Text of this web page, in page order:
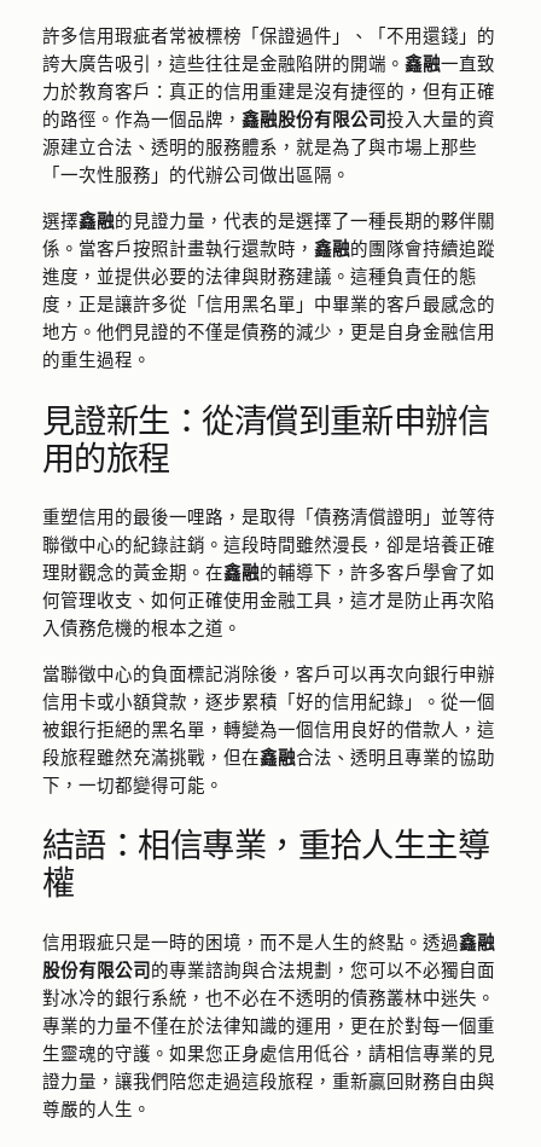
許多信用瑕疵者常被標榜「保證過件」、「不用還錢」的
誇大廣告吸引，這些往往是金融陷阱的開端。 鑫融一直致
力於教育客戶：真正的信用重建是沒有捷徑的，但有正確
的路徑。作為一個品牌， 鑫融股份有限公司投入大量的資
源建立合法、透明的服務體系，就是為了與市場上那些
「一次性服務」的代辦公司做出區隔。
選擇鑫融的見證力量，代表的是選擇了一種長期的夥伴關
係。當客戶按照計畫執行還款時， 鑫融的團隊會持續追蹤
進度，並提供必要的法律與財務建議。這種負責任的態
度，正是讓許多從「信用黑名單」中畢業的客戶最感念的
地方。他們見證的不僅是債務的減少，更是自身金融信用
的重生過程。
見證新生：從清償到重新申辦信
用的旅程
重塑信用的最後一哩路，是取得「債務清償證明」並等待
聯徵中心的紀錄註銷。這段時間雖然漫長，卻是培養正確
理財觀念的黃金期。在鑫融的輔導下，許多客戶學會了如
何管理收支、如何正確使用金融工具，這才是防止再次陷
入債務危機的根本之道。
當聯徵中心的負面標記消除後，客戶可以再次向銀行申辦
信用卡或小額貸款，逐步累積「好的信用紀錄」。從一個
被銀行拒絕的黑名單，轉變為一個信用良好的借款人，這
段旅程雖然充滿挑戰，但在鑫融合法、透明且專業的協助
下，一切都變得可能。
結語：相信專業，重拾人生主導
權
信用瑕疵只是一時的困境，而不是人生的終點。透過鑫融
股份有限公司的專業諮詢與合法規劃，您可以不必獨自面
對冰冷的銀行系統，也不必在不透明的債務叢林中迷失。
專業的力量不僅在於法律知識的運用，更在於對每一個重
生靈魂的守護。如果您正身處信用低谷，請相信專業的見
證力量，讓我們陪您走過這段旅程，重新贏回財務自由與
尊嚴的人生。